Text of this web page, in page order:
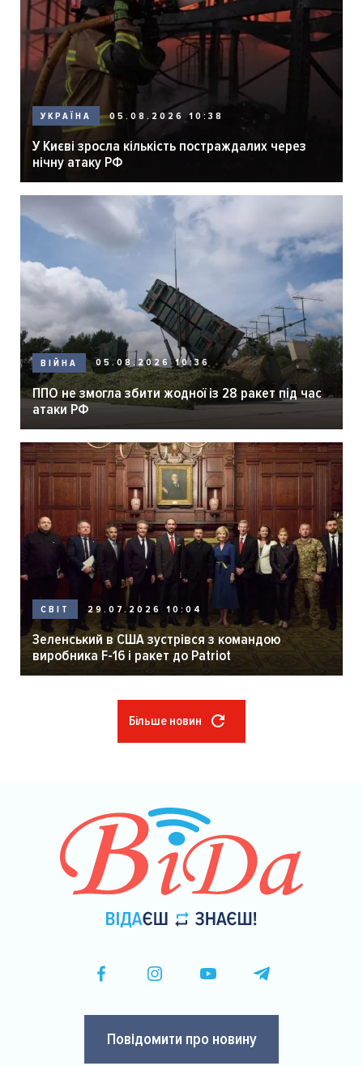
УКРАЇНА 05.08.2026 10:38
У Києві зросла кількість постраждалих через
нічну атаку РФ
ВІЙНА 05.08.2026 10:36
ППО не змогла збити жодної із 28 ракет під час
атаки РФ
СВІТ 29.07.2026 10:04
Зеленський в США зустрівся з командою
виробника F-16 і ракет до Patriot
Більше новин
Повідомити про новину